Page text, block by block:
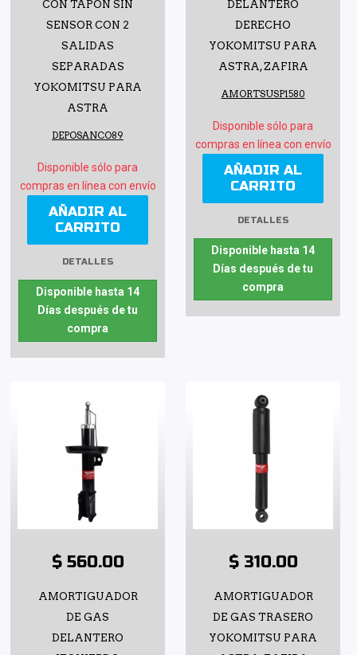
CON TAPON SIN
SENSOR CON 2
SALIDAS
SEPARADAS
YOKOMITSU PARA
ASTRA
DEPOSANCO89
Disponible sólo para
compras en línea con envío
AÑADIR AL
CARRITO
DETALLES
Disponible hasta 14
Días después de tu
compra
DELANTERO
DERECHO
YOKOMITSU PARA
ASTRA, ZAFIRA
AMORTSUSP1580
Disponible sólo para
compras en línea con envío
AÑADIR AL
CARRITO
DETALLES
Disponible hasta 14
Días después de tu
compra
$ 560.00
AMORTIGUADOR
DE GAS
DELANTERO
$ 310.00
AMORTIGUADOR
DE GAS TRASERO
YOKOMITSU PARA